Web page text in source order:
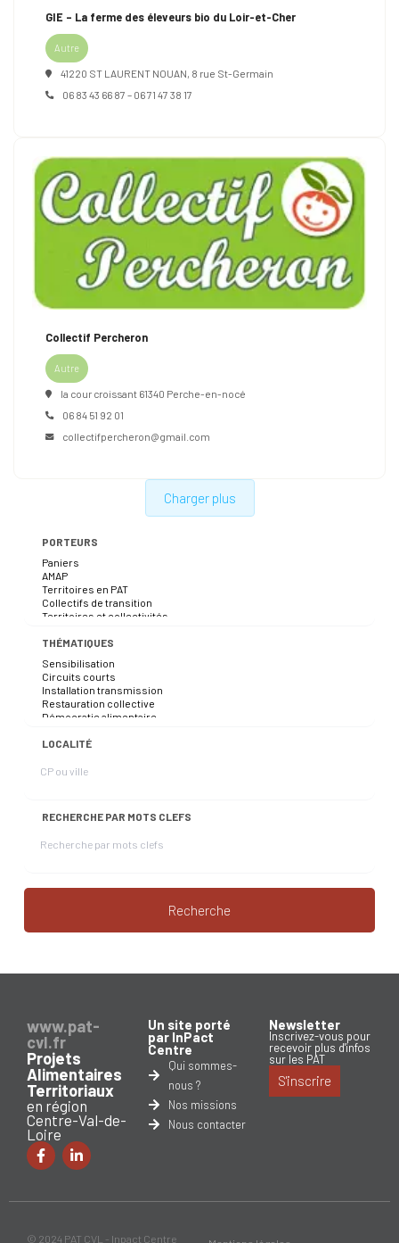
GIE – La ferme des éleveurs bio du Loir-et-Cher
Autre
41220 ST LAURENT NOUAN, 8 rue St-Germain
06 83 43 66 87 – 06 71 47 38 17
Collectif Percheron
Autre
la cour croissant 61340 Perche-en-nocé
06 84 51 92 01
collectifpercheron@gmail.com
Charger plus
PORTEURS
THÉMATIQUES
LOCALITÉ
RECHERCHE PAR MOTS CLEFS
Recherche
www.pat-
cvl.fr
Projets
Alimentaires
Territoriaux
en région
Centre-Val-de-
Loire
Un site porté
par InPact
Centre
Qui sommes-
nous ?
Nos missions
Nous contacter
Newsletter
Inscrivez-vous pour
recevoir plus d'infos
sur les PAT
S'inscrire
© 2024 PAT CVL - Inpact Centre